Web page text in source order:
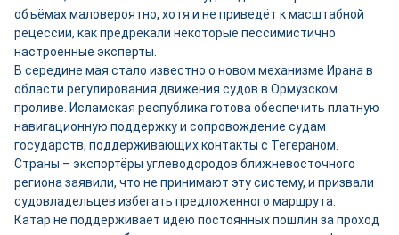
объёмах маловероятно, хотя и не приведёт к масштабной
рецессии, как предрекали некоторые пессимистично
настроенные эксперты.
В середине мая стало известно о новом механизме Ирана в
области регулирования движения судов в Ормузском
проливе. Исламская республика готова обеспечить платную
навигационную поддержку и сопровождение судам
государств, поддерживающих контакты с Тегераном.
Страны – экспортёры углеводородов ближневосточного
региона заявили, что не принимают эту систему, и призвали
судовладельцев избегать предложенного маршрута.
Катар не поддерживает идею постоянных пошлин за проход